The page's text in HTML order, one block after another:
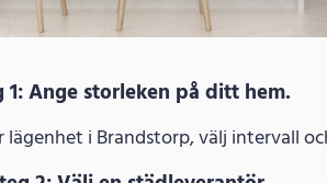
1: Ange storleken på ditt hem.
i Brandstorp, välj intervall